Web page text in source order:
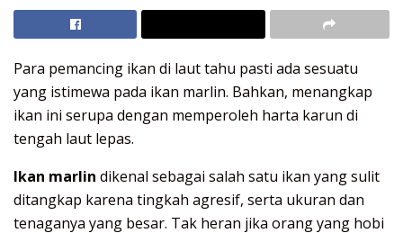
Para pemancing ikan di laut tahu pasti ada sesuatu
yang istimewa pada ikan marlin. Bahkan, menangkap
ikan ini serupa dengan memperoleh harta karun di
tengah laut lepas.
Ikan marlin dikenal sebagai salah satu ikan yang sulit
ditangkap karena tingkah agresif, serta ukuran dan
tenaganya yang besar. Tak heran jika orang yang hobi